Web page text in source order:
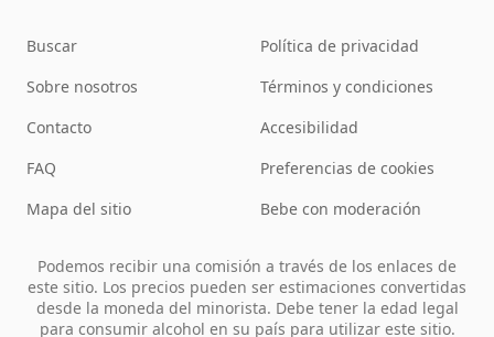
Buscar
Sobre nosotros
Contacto
FAQ
Mapa del sitio
Política de privacidad
Términos y condiciones
Accesibilidad
Preferencias de cookies
Bebe con moderación
Podemos recibir una comisión a través de los enlaces de
este sitio. Los precios pueden ser estimaciones convertidas
desde la moneda del minorista. Debe tener la edad legal
para consumir alcohol en su país para utilizar este sitio.